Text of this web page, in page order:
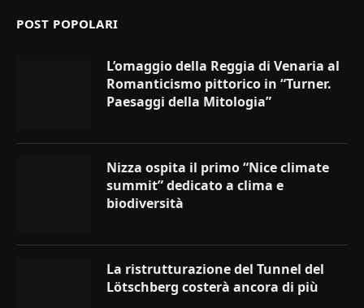
POST POPOLARI
L’omaggio della Reggia di Venaria al
Romanticismo pittorico in “Turner.
Paesaggi della Mitologia”
Nizza ospita il primo “Nice climate
summit” dedicato a clima e
biodiversità
La ristrutturazione del Tunnel del
Lötschberg costerà ancora di più